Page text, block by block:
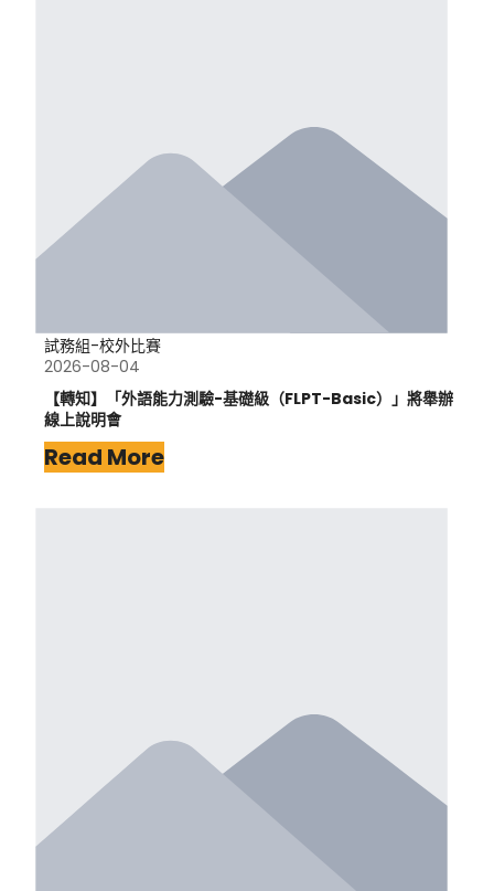
試務組-校外比賽
2026-08-04
【轉知】「外語能力測驗-基礎級（FLPT-Basic）」將舉辦
線上說明會
Read More